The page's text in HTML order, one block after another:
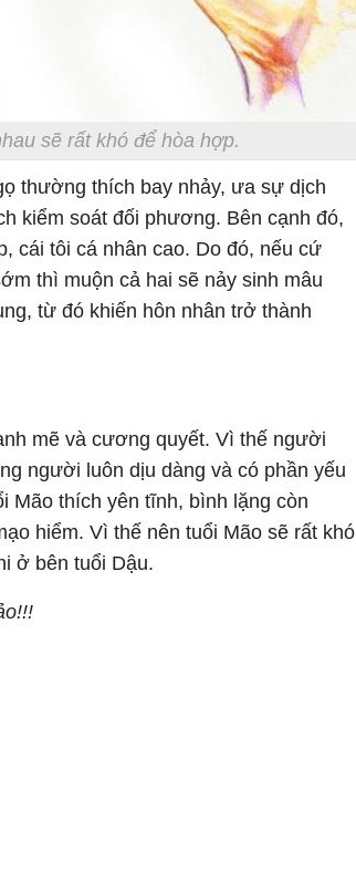
sẽ rất khó để hòa hợp.
thường thích bay nhảy, ưa sự dịch
kiểm soát đối phương. Bên cạnh đó,
cái tôi cá nhân cao. Do đó, nếu cứ
thì muộn cả hai sẽ nảy sinh mâu
từ đó khiến hôn nhân trở thành
mẽ và cương quyết. Vì thế người
người luôn dịu dàng và có phần yếu
thích yên tĩnh, bình lặng còn
hiểm. Vì thế nên tuổi Mão sẽ rất khó
ở bên tuổi Dậu.